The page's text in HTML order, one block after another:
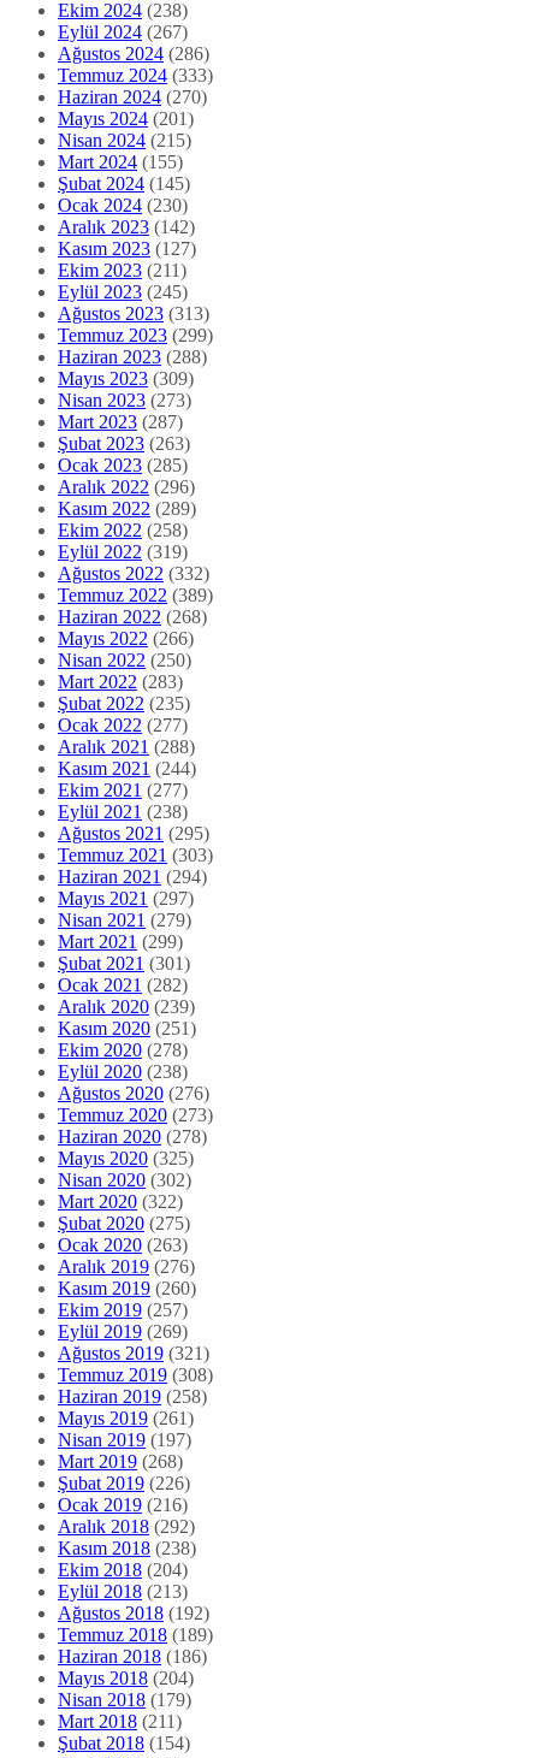
Ekim 2024 (238)
Eylül 2024 (267)
Ağustos 2024 (286)
Temmuz 2024 (333)
Haziran 2024 (270)
Mayıs 2024 (201)
Nisan 2024 (215)
Mart 2024 (155)
Şubat 2024 (145)
Ocak 2024 (230)
Aralık 2023 (142)
Kasım 2023 (127)
Ekim 2023 (211)
Eylül 2023 (245)
Ağustos 2023 (313)
Temmuz 2023 (299)
Haziran 2023 (288)
Mayıs 2023 (309)
Nisan 2023 (273)
Mart 2023 (287)
Şubat 2023 (263)
Ocak 2023 (285)
Aralık 2022 (296)
Kasım 2022 (289)
Ekim 2022 (258)
Eylül 2022 (319)
Ağustos 2022 (332)
Temmuz 2022 (389)
Haziran 2022 (268)
Mayıs 2022 (266)
Nisan 2022 (250)
Mart 2022 (283)
Şubat 2022 (235)
Ocak 2022 (277)
Aralık 2021 (288)
Kasım 2021 (244)
Ekim 2021 (277)
Eylül 2021 (238)
Ağustos 2021 (295)
Temmuz 2021 (303)
Haziran 2021 (294)
Mayıs 2021 (297)
Nisan 2021 (279)
Mart 2021 (299)
Şubat 2021 (301)
Ocak 2021 (282)
Aralık 2020 (239)
Kasım 2020 (251)
Ekim 2020 (278)
Eylül 2020 (238)
Ağustos 2020 (276)
Temmuz 2020 (273)
Haziran 2020 (278)
Mayıs 2020 (325)
Nisan 2020 (302)
Mart 2020 (322)
Şubat 2020 (275)
Ocak 2020 (263)
Aralık 2019 (276)
Kasım 2019 (260)
Ekim 2019 (257)
Eylül 2019 (269)
Ağustos 2019 (321)
Temmuz 2019 (308)
Haziran 2019 (258)
Mayıs 2019 (261)
Nisan 2019 (197)
Mart 2019 (268)
Şubat 2019 (226)
Ocak 2019 (216)
Aralık 2018 (292)
Kasım 2018 (238)
Ekim 2018 (204)
Eylül 2018 (213)
Ağustos 2018 (192)
Temmuz 2018 (189)
Haziran 2018 (186)
Mayıs 2018 (204)
Nisan 2018 (179)
Mart 2018 (211)
Şubat 2018 (154)